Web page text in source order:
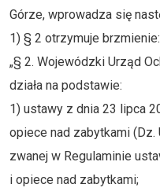
Górze, wprowadza się
1) § 2 otrzymuje brzmienie:
„§ 2. Wojewódzki Urząd
działa na podstawie:
1) ustawy z dnia 23 lipca
opiece nad zabytkami (Dz.
zwanej w Regulaminie
i opiece nad zabytkami;